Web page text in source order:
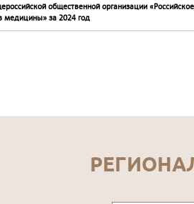
общественной организации «Российское
медицины» за 2024 год